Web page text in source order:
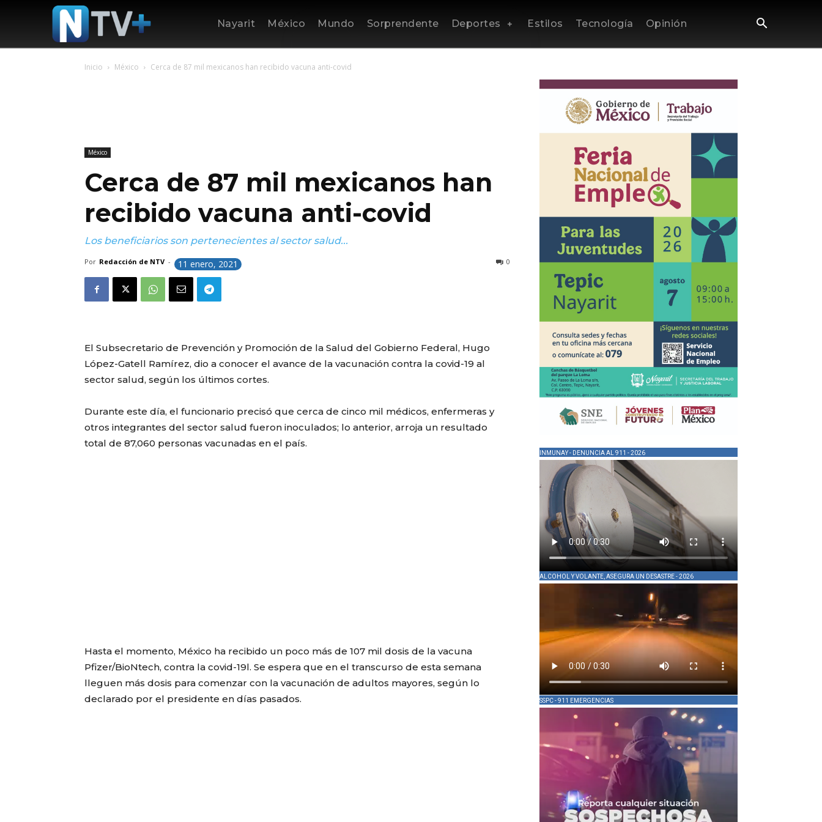
Nayarit México Mundo Sorprendente Deportes Estilos Tecnología Opinión
Inicio México Cerca de 87 mil mexicanos han recibido vacuna anti-covid
México
Cerca de 87 mil mexicanos han
recibido vacuna anti-covid
Los beneficiarios son pertenecientes al sector salud...
Por Redacción de NTV - 11 enero, 2021 0
El Subsecretario de Prevención y Promoción de la Salud del Gobierno Federal, Hugo
López-Gatell Ramírez, dio a conocer el avance de la vacunación contra la covid-19 al
sector salud, según los últimos cortes.
Durante este día, el funcionario precisó que cerca de cinco mil médicos, enfermeras y
otros integrantes del sector salud fueron inoculados; lo anterior, arroja un resultado
total de 87,060 personas vacunadas en el país.
Hasta el momento, México ha recibido un poco más de 107 mil dosis de la vacuna
Pfizer/BioNtech, contra la covid-19l. Se espera que en el transcurso de esta semana
lleguen más dosis para comenzar con la vacunación de adultos mayores, según lo
declarado por el presidente en días pasados.
INMUNAY - DENUNCIA AL 911 - 2026
ALCOHOL Y VOLANTE, ASEGURA UN DESASTRE - 2026
SSPC - 911 EMERGENCIAS